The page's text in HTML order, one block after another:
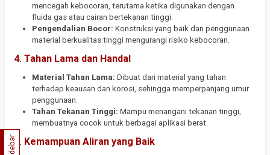
mencegah kebocoran, terutama ketika digunakan dengan
fluida gas atau cairan bertekanan tinggi.
Pengendalian Bocor: Konstruksi yang baik dan penggunaan
material berkualitas tinggi mengurangi risiko kebocoran.
4. Tahan Lama dan Handal
Material Tahan Lama: Dibuat dari material yang tahan
terhadap keausan dan korosi, sehingga memperpanjang umur
penggunaan.
Tahan Tekanan Tinggi: Mampu menangani tekanan tinggi,
membuatnya cocok untuk berbagai aplikasi berat.
5. Kemampuan Aliran yang Baik
Sidebar